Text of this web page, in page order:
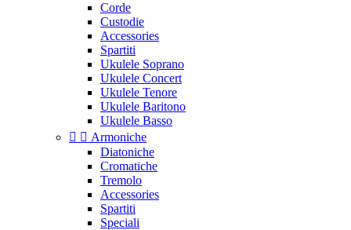
Corde
Custodie
Accessories
Spartiti
Ukulele Soprano
Ukulele Concert
Ukulele Tenore
Ukulele Baritono
Ukulele Basso
  Armoniche
Diatoniche
Cromatiche
Tremolo
Accessories
Spartiti
Speciali